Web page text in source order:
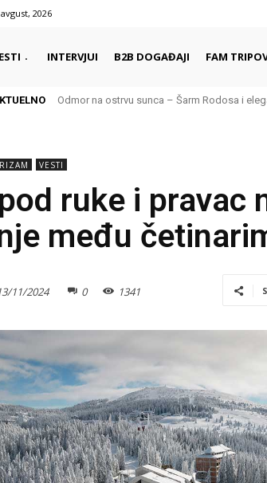
2026
INTERVJUI B2B DOGAĐAJI FAM
Autentični biser Italije daleko od gužvi i turista
Odmor na ostrvu sunca – Šarm Rodosa i
VESTI
ruke i pravac
među
11/2024 0 1341